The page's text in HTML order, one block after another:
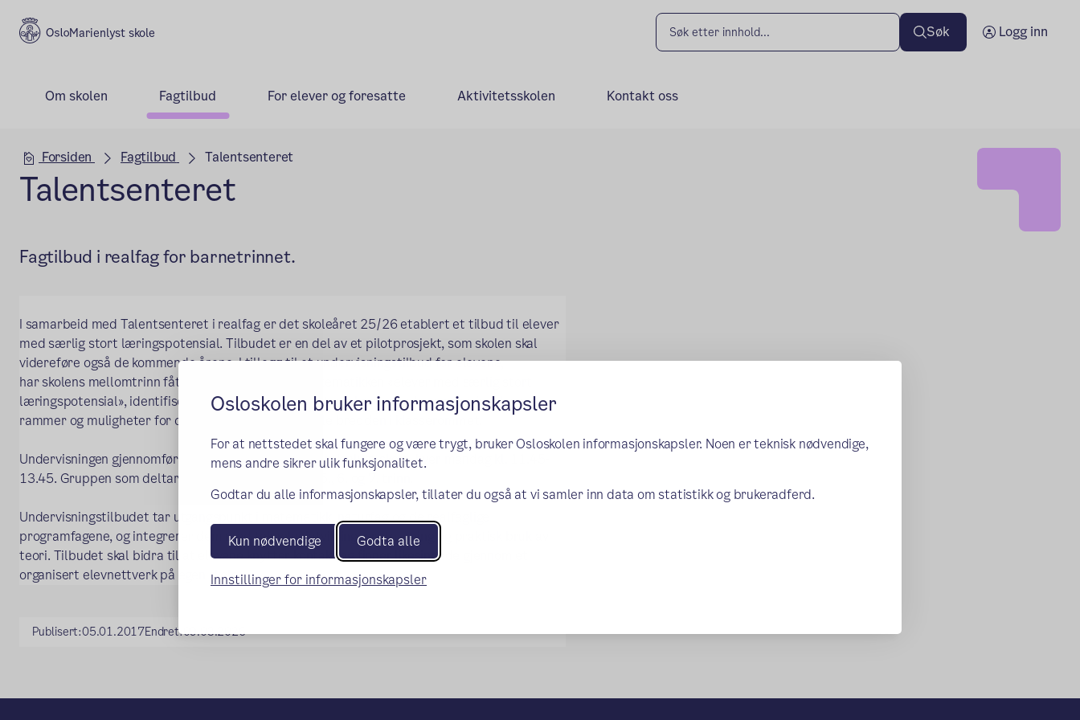
Osloskolen bruker informasjonskapsler
For at nettstedet skal fungere og være trygt, bruker Osloskolen informasjonskapsler. Noen er teknisk nødvendige,
mens andre sikrer ulik funksjonalitet.
Godtar du alle informasjonskapsler, tillater du også at vi samler inn data om statistikk og brukeradferd.
Kun nødvendige Godta alle
Innstillinger for informasjonskapsler
Marienlyst skole Søk Logg inn
Om skolen Fagtilbud For elever og foresatte Aktivitetsskolen Kontakt oss
Hovedseksjon
Forsiden Fagtilbud Talentsenteret
Talentsenteret
Fagtilbud i realfag for barnetrinnet.
I samarbeid med Talentsenteret i realfag er det skoleåret 25/26 etablert et tilbud til elever
med særlig stort læringspotensial. Tilbudet er en del av et pilotprosjekt, som skolen skal
videreføre også de kommende årene. I tillegg til et undervisningstilbud for elevene,
har skolens mellomtrinn fått kompetanseheving på tematikken «elever med særlig stort
læringspotensial», identifiseringen av disse, tilpasset opplæring under opplæringslovens
rammer og muligheter for denne elevgruppen og hele bredden i klasserommet.
Undervisningen gjennomføres av lærere tilknyttet Marienlyst skole, hver mandag kl. 11.45-
13.45. Gruppen som deltar består av 24 elever fra 5., 6. og 7. trinn.
Undervisningstilbudet tar utgangspunkt i matematikk, naturfag og de realfaglige
programfagene, og integrerer dem med teknologiutvikling, prototyping og praktisk bruk av
teori. Tilbudet skal bidra til at elevene knytter kontakt og finner likesinnede gjennom et
organisert elevnettverk på egen skole.
Publisert:05.01.2017Endret:09.03.2026